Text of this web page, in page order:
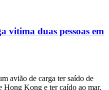
vitima duas pessoas em
avião de carga ter saído de
Hong Kong e ter caído ao mar.